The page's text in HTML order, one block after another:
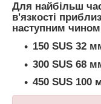
Для найбільш
в'язкості
наступним
150 SUS 32
300 SUS 68
450 SUS 100